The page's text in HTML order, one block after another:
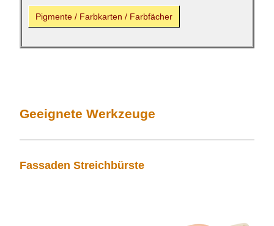
Pigmente / Farbkarten / Farbfächer
Geeignete Werkzeuge
Fassaden Streichbürste